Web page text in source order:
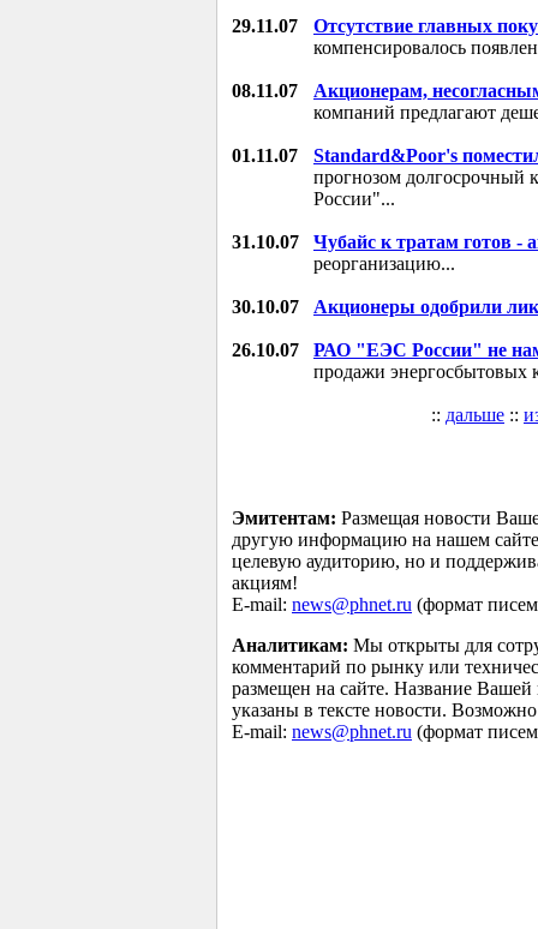
29.11.07
Отсутствие главных
компенсировалось
08.11.07
Акционерам,
компаний предлагают
01.11.07
Standard&Poor's
прогнозом
России"...
31.10.07
Чубайс к тратам готов -
реорганизацию...
30.10.07 Акционеры одобрили
26.10.07
РАО "ЕЭС России" не
продажи энергосбытовых
:: дальше ::
Эмитентам: Размещая новости
другую информацию на нашем
целевую аудиторию, но и
акциям!
E-mail: news@phnet.ru (формат
Аналитикам: Мы открыты для
комментарий по рынку или
размещен на сайте. Название
указаны в тексте новости.
E-mail: news@phnet.ru (формат